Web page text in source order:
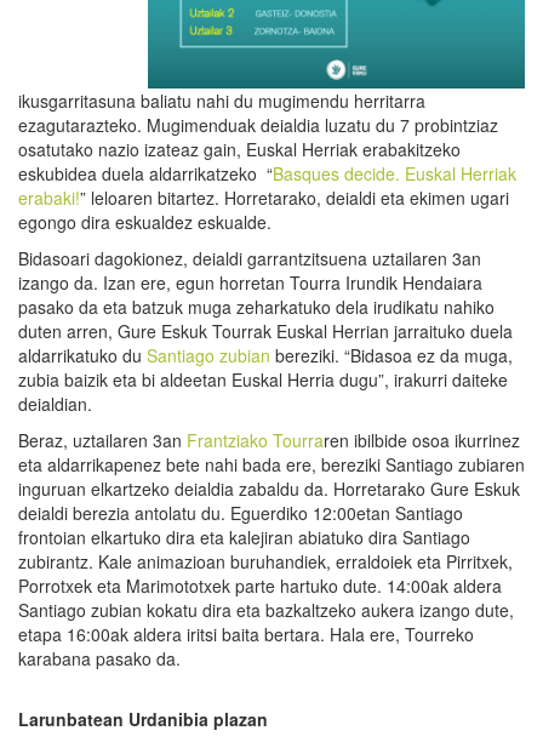
ikusgarritasuna baliatu nahi du mugimendu herritarra
ezagutarazteko. Mugimenduak deialdia luzatu du 7 probintziaz
osatutako nazio izateaz gain, Euskal Herriak erabakitzeko
eskubidea duela aldarrikatzeko “Basques decide. Euskal Herriak
erabaki!” leloaren bitartez. Horretarako, deialdi eta ekimen ugari
egongo dira eskualdez eskualde.
Bidasoari dagokionez, deialdi garrantzitsuena uztailaren 3an
izango da. Izan ere, egun horretan Tourra Irundik Hendaiara
pasako da eta batzuk muga zeharkatuko dela irudikatu nahiko
duten arren, Gure Eskuk Tourrak Euskal Herrian jarraituko duela
aldarrikatuko du Santiago zubian bereziki. “Bidasoa ez da muga,
zubia baizik eta bi aldeetan Euskal Herria dugu”, irakurri daiteke
deialdian.
Beraz, uztailaren 3an Frantziako Tourraren ibilbide osoa ikurrinez
eta aldarrikapenez bete nahi bada ere, bereziki Santiago zubiaren
inguruan elkartzeko deialdia zabaldu da. Horretarako Gure Eskuk
deialdi berezia antolatu du. Eguerdiko 12:00etan Santiago
frontoian elkartuko dira eta kalejiran abiatuko dira Santiago
zubirantz. Kale animazioan buruhandiek, erraldoiek eta Pirritxek,
Porrotxek eta Marimototxek parte hartuko dute. 14:00ak aldera
Santiago zubian kokatu dira eta bazkaltzeko aukera izango dute,
etapa 16:00ak aldera iritsi baita bertara. Hala ere, Tourreko
karabana pasako da.
Larunbatean Urdanibia plazan